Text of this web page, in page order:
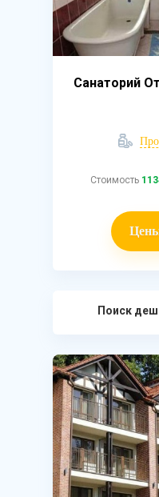
Санаторий
Стоимость
Поиск